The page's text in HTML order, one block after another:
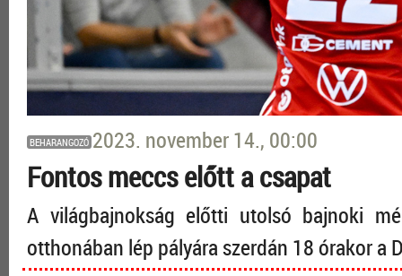
BEHARANGOZÓ 2023. november 14., 00:00
Fontos meccs előtt a csapat
A világbajnokság előtti utolsó bajnoki
otthonában lép pályára szerdán 18 órakor a